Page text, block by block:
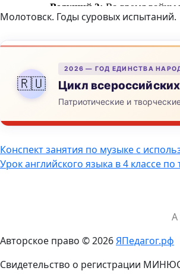
Молотовск. Годы суровых испытаний.
🇷🇺
2026 — ГОД ЕДИНСТВА
Цикл
Патриотические и
Навигация
по
Конспект занятия по музыке с
Урок английского языка в 4 классе
А
Авторское право © 2026ЯПедагог.рф
Свидетельство о регистрации